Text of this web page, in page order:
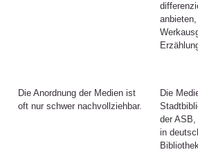
Die Anordnung der Medien ist
oft nur schwer nachvollziehbar.
Die
der
in